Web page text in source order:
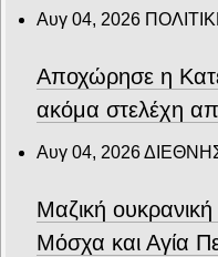
Αυγ 04, 2026
Αποχώρησε η
ακόμα στελέχη
Αυγ 04, 2026
Μαζική
Μόσχα και Αγία